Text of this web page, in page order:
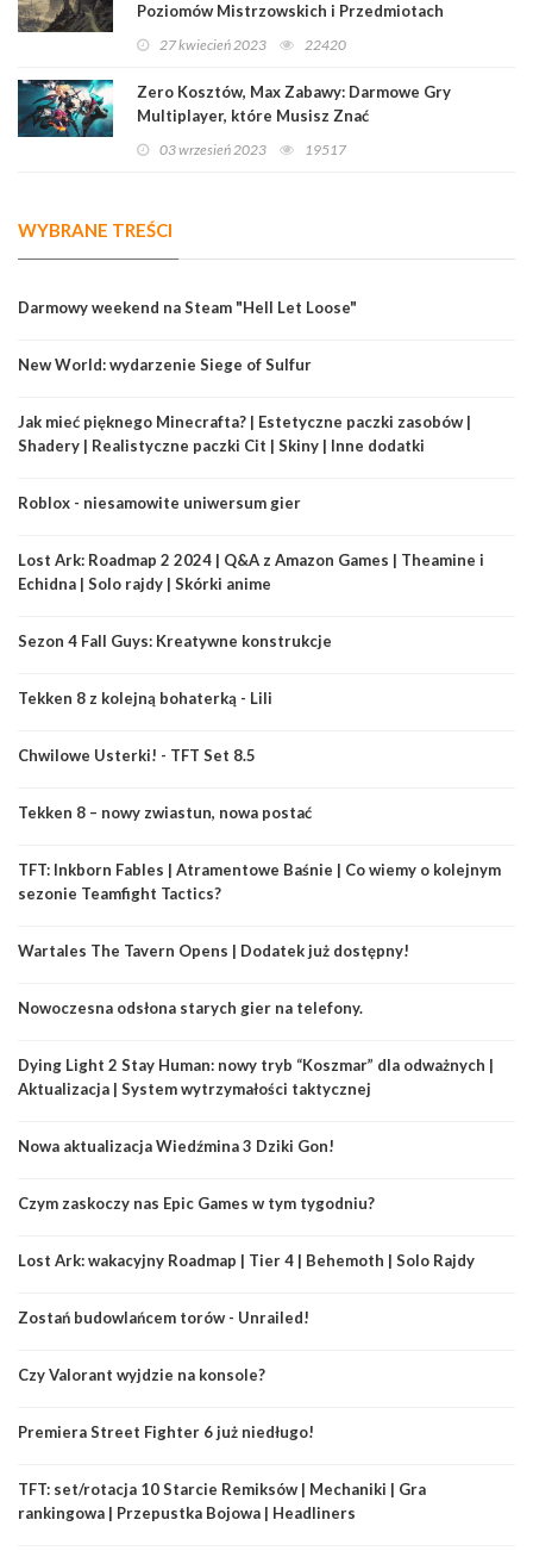
Poziomów Mistrzowskich i Przedmiotach
27 kwiecień 2023 22420
Zero Kosztów, Max Zabawy: Darmowe Gry
Multiplayer, które Musisz Znać
03 wrzesień 2023 19517
WYBRANE TREŚCI
Darmowy weekend na Steam "Hell Let Loose"
New World: wydarzenie Siege of Sulfur
Jak mieć pięknego Minecrafta? | Estetyczne paczki zasobów |
Shadery | Realistyczne paczki Cit | Skiny | Inne dodatki
Roblox - niesamowite uniwersum gier
Lost Ark: Roadmap 2 2024 | Q&A z Amazon Games | Theamine i
Echidna | Solo rajdy | Skórki anime
Sezon 4 Fall Guys: Kreatywne konstrukcje
Tekken 8 z kolejną bohaterką - Lili
Chwilowe Usterki! - TFT Set 8.5
Tekken 8 – nowy zwiastun, nowa postać
TFT: Inkborn Fables | Atramentowe Baśnie | Co wiemy o kolejnym
sezonie Teamfight Tactics?
Wartales The Tavern Opens | Dodatek już dostępny!
Nowoczesna odsłona starych gier na telefony.
Dying Light 2 Stay Human: nowy tryb “Koszmar” dla odważnych |
Aktualizacja | System wytrzymałości taktycznej
Nowa aktualizacja Wiedźmina 3 Dziki Gon!
Czym zaskoczy nas Epic Games w tym tygodniu?
Lost Ark: wakacyjny Roadmap | Tier 4 | Behemoth | Solo Rajdy
Zostań budowlańcem torów - Unrailed!
Czy Valorant wyjdzie na konsole?
Premiera Street Fighter 6 już niedługo!
TFT: set/rotacja 10 Starcie Remiksów | Mechaniki | Gra
rankingowa | Przepustka Bojowa | Headliners